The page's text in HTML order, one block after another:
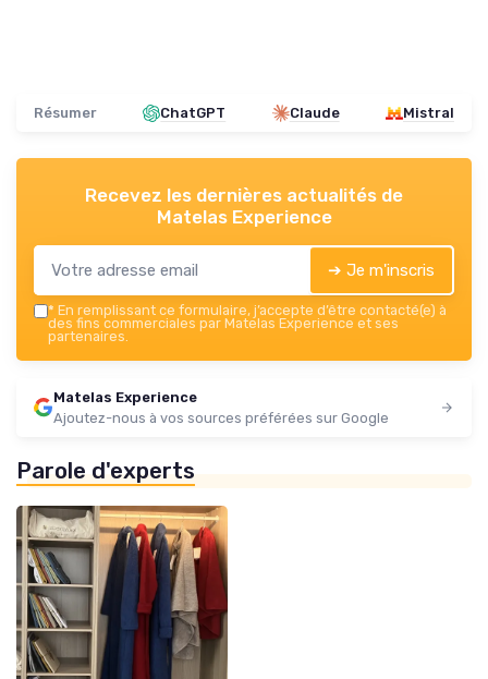
Résumer ChatGPT Claude Mistral
Recevez les dernières actualités de
Matelas Experience
➔ Je m'inscris
* En remplissant ce formulaire, j’accepte d’être contacté(e) à
des fins commerciales par Matelas Experience et ses
partenaires.
Matelas Experience
Ajoutez-nous à vos sources préférées sur Google
Parole d'experts